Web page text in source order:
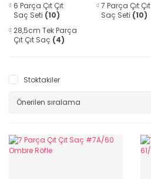
6 Parça Çıt Çıt
Saç Seti (10)
7 Parça Çıt Çıt
Saç Seti (10)
28,5cm Tek Parça
Çıt Çıt Saç (4)
Stoktakiler